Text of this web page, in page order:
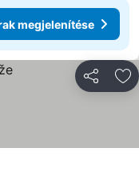
megjelenítése